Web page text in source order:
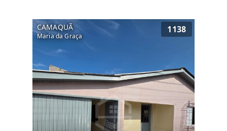
CAMAQUÃ
Maria da Graça
1138